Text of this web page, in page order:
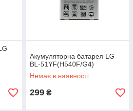
Акумуляторна батарея LG
BL-51YF(H540F/G4)
Немає в наявності
299 ₴